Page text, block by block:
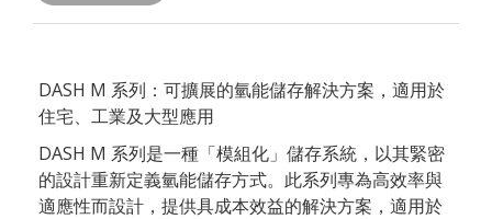
DASH M 系列：可擴展的氫能儲存解決方案，適用於
住宅、工業及大型應用
DASH M 系列是一種「模組化」儲存系統，以其緊密
的設計重新定義氫能儲存方式。此系列專為高效率與
適應性而設計，提供具成本效益的解決方案，適用於